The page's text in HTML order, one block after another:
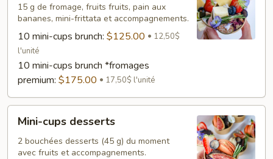
brunch
15 g de fromage, fruits fruits, pain aux
bananes, mini-frittata et accompagnements.
10 mini-cups brunch: $125.00
12,50$
l'unité
10 mini-cups brunch *fromages
premium: $175.00 17,50$ l'unité
cups
desserts
Mini-cups desserts
2 bouchées desserts (45 g) du moment
avec fruits et accompagnements.